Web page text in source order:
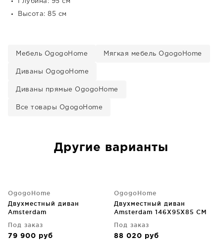
Глубина: 95 см
Высота: 85 см
Мебель OgogoHome Мягкая мебель OgogoHome
Диваны OgogoHome
Диваны прямые OgogoHome
Все товары OgogoHome
Другие варианты
OgogoHome
Двухместный диван
Amsterdam
Под заказ
79 900 руб
OgogoHome
Двухместный диван
Amsterdam 146X95X85 CM
Под заказ
88 020 руб